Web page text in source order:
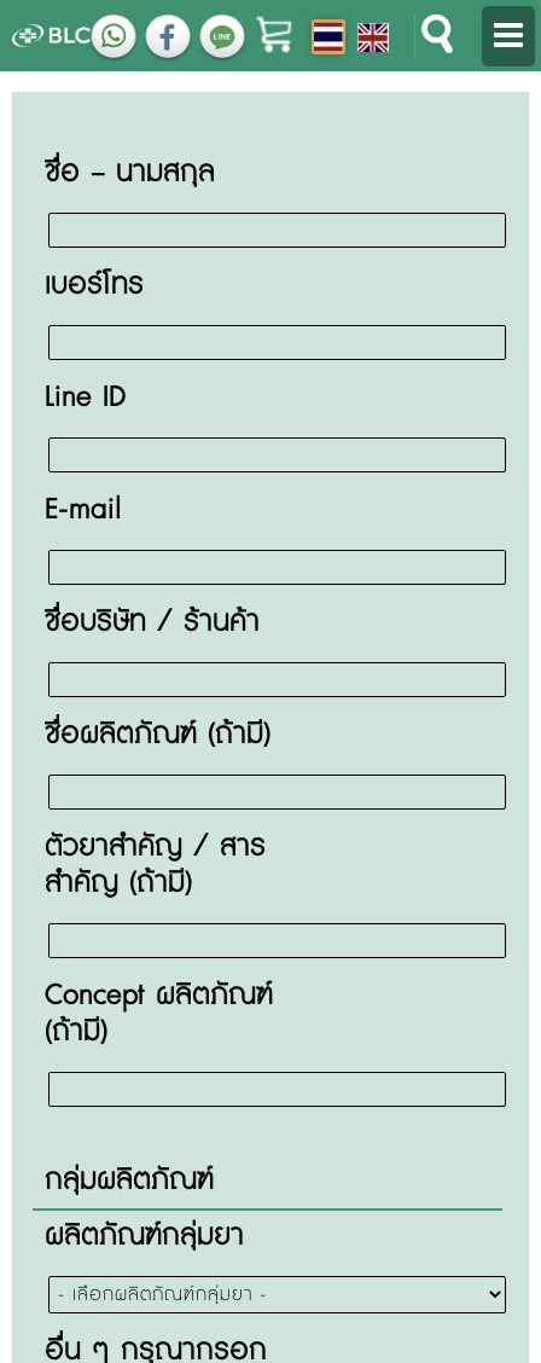
ชื่อ – นามสกุล
เบอร์โทร
Line ID
E-mail
ชื่อบริษัท / ร้านค้า
ชื่อผลิตภัณฑ์ (ถ้ามี)
ตัวยาสำคัญ / สาร
สำคัญ (ถ้ามี)
Concept ผลิตภัณฑ์
(ถ้ามี)
กลุ่มผลิตภัณฑ์
ผลิตภัณฑ์กลุ่มยา
อื่น ๆ กรุณากรอก